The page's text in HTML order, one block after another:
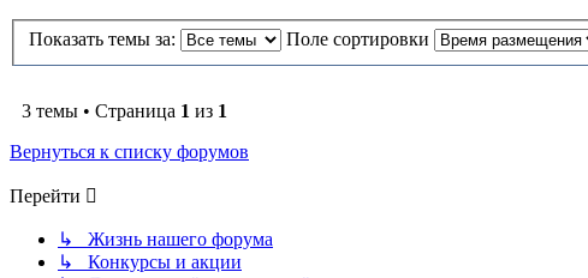
Показать темы за: Поле сортировки
3 темы • Страница 1 из 1
Вернуться к списку форумов
Перейти
↳ Жизнь нашего форума
↳ Конкурсы и акции